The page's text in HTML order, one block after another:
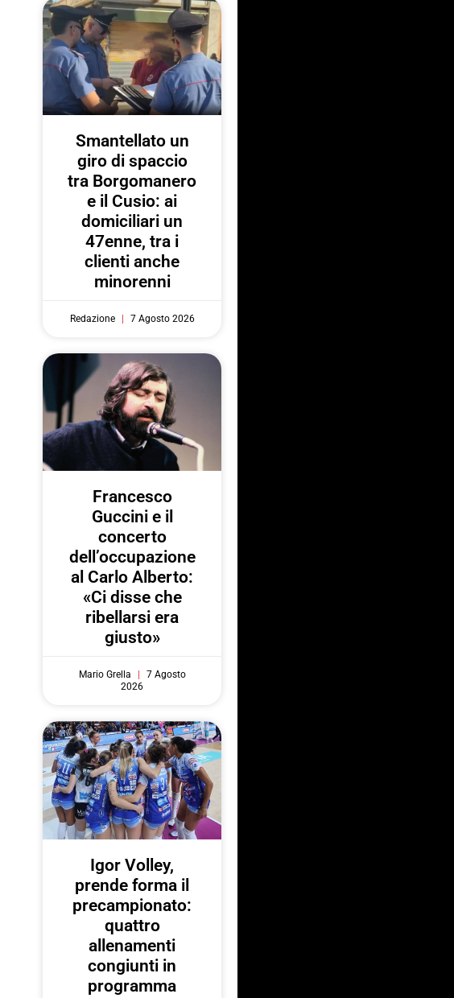
Smantellato un
giro di spaccio
tra Borgomanero
e il Cusio: ai
domiciliari un
47enne, tra i
clienti anche
minorenni
Redazione 7 Agosto 2026
Francesco
Guccini e il
concerto
dell’occupazione
al Carlo Alberto:
«Ci disse che
ribellarsi era
giusto»
Mario Grella
7 Agosto
2026
Igor Volley,
prende forma il
precampionato:
quattro
allenamenti
congiunti in
programma